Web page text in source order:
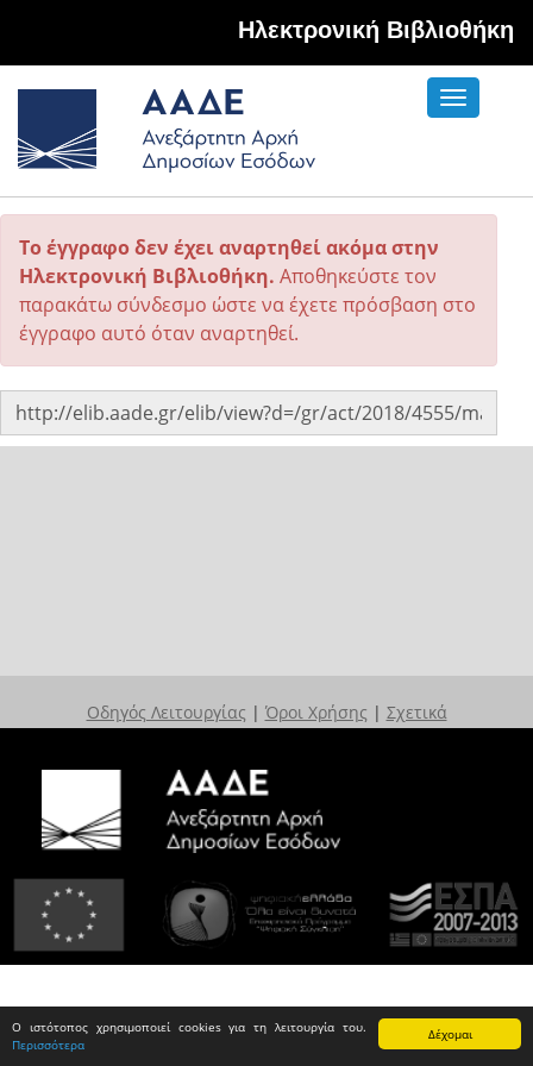
Δέχομαι
Ο ιστότοπος χρησιμοποιεί cookies για τη λειτουργία του.
Περισσότερα
Hλεκτρονική Βιβλιοθήκη
Toggle
Το έγγραφο δεν έχει αναρτηθεί ακόμα στην
Ηλεκτρονική Βιβλιοθήκη. Αποθηκεύστε τον
παρακάτω σύνδεσμο ώστε να έχετε πρόσβαση στο
έγγραφο αυτό όταν αναρτηθεί.
Οδηγός Λειτουργίας | Όροι Χρήσης | Σχετικά